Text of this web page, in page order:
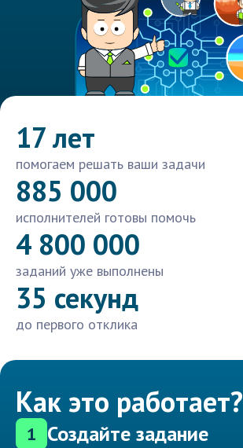
17 лет
помогаем решать ваши задачи
885 000
исполнителей готовы помочь
4 800 000
заданий уже выполнены
35 секунд
до первого отклика
Как это работает?
1 Создайте задание